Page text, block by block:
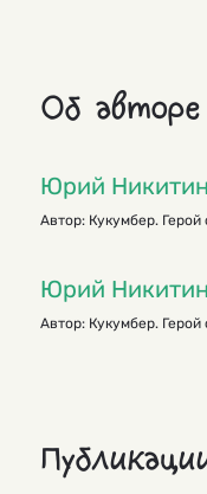
Об авторе
Юрий
Автор: Кукумбер. Герой
Юрий
Автор: Кукумбер. Герой